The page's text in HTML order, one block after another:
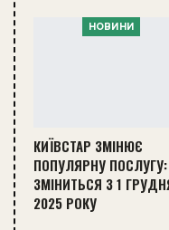
НОВИНИ
КИЇВСТАР ЗМІНЮЄ
ПОПУЛЯРНУ
ЗМІНИТЬСЯ З 1
2025 РОКУ